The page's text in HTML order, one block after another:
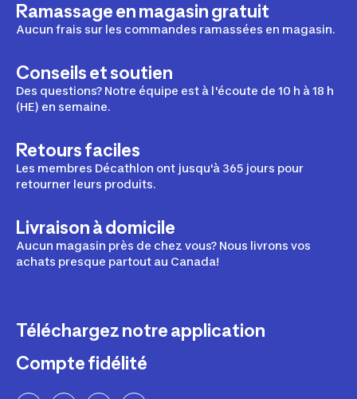
Ramassage en magasin gratuit
Aucun frais sur les commandes ramassées en magasin.
Conseils et soutien
Des questions? Notre équipe est à l'écoute de 10 h à 18 h
(HE) en semaine.
Retours faciles
Les membres Décathlon ont jusqu'à 365 jours pour
retourner leurs produits.
Livraison à domicile
Aucun magasin près de chez vous? Nous livrons vos
achats presque partout au Canada!
Téléchargez notre application
Compte fidélité